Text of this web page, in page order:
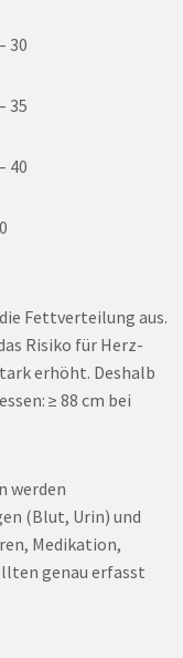
30
35
40
Fettverteilung aus.
Risiko für Herz-
erhöht. Deshalb
≥ 88 cm bei
werden
(Blut, Urin) und
Medikation,
genau erfasst